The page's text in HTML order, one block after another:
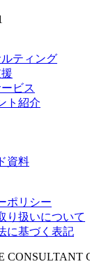
ティング
ビス
ト紹介
資料
ポリシー
り扱いについて
に基づく表記
CONSULTANT